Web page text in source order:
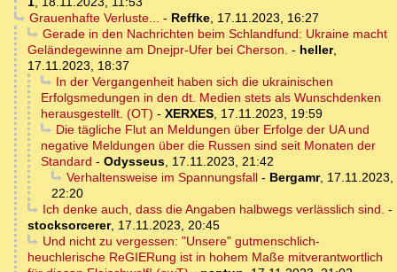
Grauenhafte Verluste... - Reffke, 17.11.2023, 16:27
Gerade in den Nachrichten beim Schlandfund: Ukraine macht
Geländegewinne am Dnejpr-Ufer bei Cherson. - heller,
17.11.2023, 18:37
In der Vergangenheit haben sich die ukrainischen
Erfolgsmedungen in den dt. Medien stets als Wunschdenken
herausgestellt. (OT) - XERXES, 17.11.2023, 19:59
Die tägliche Flut an Meldungen über Erfolge der UA und
negative Meldungen über die Russen sind seit Monaten der
Standard - Odysseus, 17.11.2023, 21:42
Verhaltensweise im Spannungsfall- Bergamr, 17.11.2023,
22:20
Ich denke auch, dass die Angaben halbwegs verlässlich sind. -
stocksorcerer, 17.11.2023, 20:45
Und nicht zu vergessen: "Unsere" gutmenschlich-
heuchlerische ReGIERung ist in hohem Maße mitverantwortlich